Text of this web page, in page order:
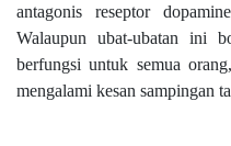
antagonis reseptor
Walaupun ubat-ubatan ini
berfungsi untuk semua
mengalami kesan sampingan